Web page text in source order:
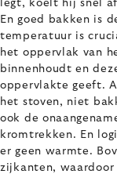
legt, koelt hij snel
En goed bakken is
temperatuur is
het oppervlak van
binnenhoudt en
oppervlakte geeft.
het stoven, niet
ook de
kromtrekken. En
er geen warmte.
zijkanten,